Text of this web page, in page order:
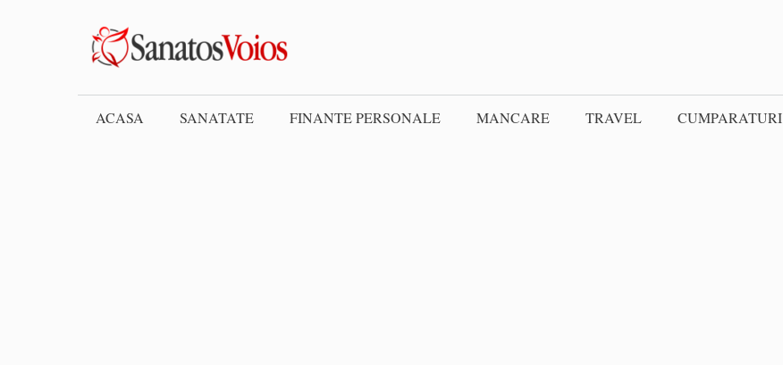
ACASA SANATATE FINANTE PERSONALE MANCARE TRAVEL CUMPARATURI